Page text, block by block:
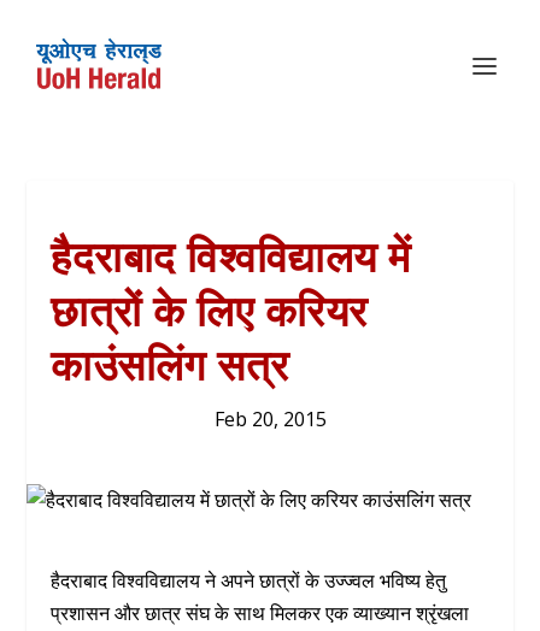
हैदराबाद विश्वविद्यालय में
छात्रों के लिए करियर
काउंसलिंग सत्र
Feb 20, 2015
हैदराबाद विश्वविद्यालय ने अपने छात्रों के उज्ज्वल भविष्य हेतु
प्रशासन और छात्र संघ के साथ मिलकर एक व्याख्यान श्रृंखला